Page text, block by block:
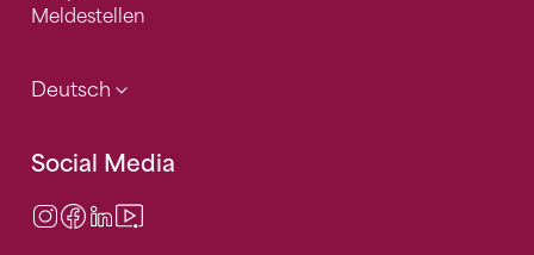
Meldestellen
Deutsch
Social Media
Instagram
Facebook
LinkedIn